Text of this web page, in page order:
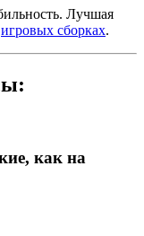
Лучшая
игровых сборках.
как на